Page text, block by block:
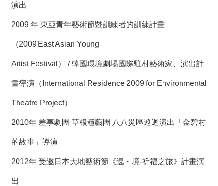
演出
2009 年 東亞青年藝術節暨訓練者的訓練計畫
（2009'East Asian Young
Artist Festival） / 韓國環境劇場國際駐村藝術家、演出計
畫導演（International Residence 2009 for Environmental
Theatre Project）
2010年 差事劇團 草根種藝團 八八災區巡迴演出「金碧村
的故事」導演
2012年 受邀日本大地藝術節《遶・境-祈福之旅》計畫演
出